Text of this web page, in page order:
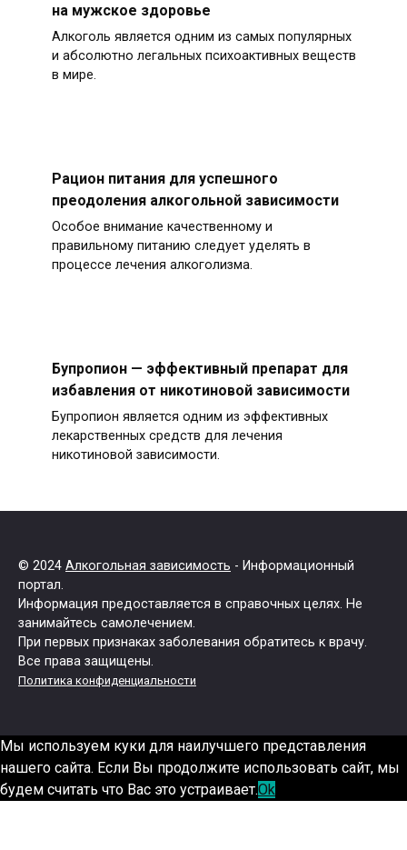
на мужское здоровье
Алкоголь является одним из самых популярных
и абсолютно легальных психоактивных веществ
в мире.
Рацион питания для успешного
преодоления алкогольной зависимости
Особое внимание качественному и
правильному питанию следует уделять в
процессе лечения алкоголизма.
Бупропион — эффективный препарат для
избавления от никотиновой зависимости
Бупропион является одним из эффективных
лекарственных средств для лечения
никотиновой зависимости.
© 2024 Алкогольная зависимость - Информационный
портал.
Информация предоставляется в справочных целях. Не
занимайтесь самолечением.
При первых признаках заболевания обратитесь к врачу.
Все права защищены.
Политика конфиденциальности
Мы используем куки для наилучшего представления
нашего сайта. Если Вы продолжите использовать сайт, мы
будем считать что Вас это устраивает.Ok